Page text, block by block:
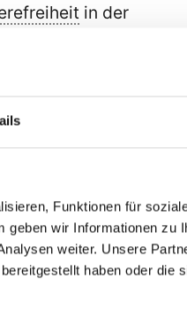
Funktionen für
wir Informationen zu
weiter. Unsere
haben oder die
in der
gesucht wird,
in der
regelmäßig und
als bester
wenn es um das
ebenso zum Ziel